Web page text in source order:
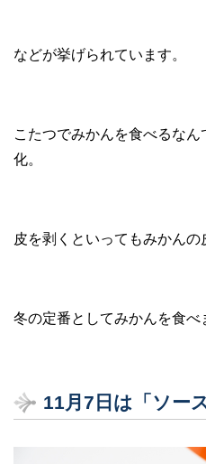
などが挙げられています。
こたつでみかんを食べるな
化。
皮を剥くといってもみかんの
冬の定番としてみかんを食べ
11月7日は「ソー